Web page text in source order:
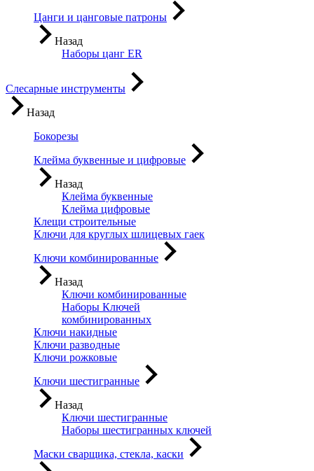
Цанги и цанговые патроны
Назад
Наборы цанг ER
Слесарные инструменты
Назад
Бокорезы
Клейма буквенные и цифровые
Назад
Клейма буквенные
Клейма цифровые
Клещи строительные
Ключи для круглых шлицевых гаек
Ключи комбинированные
Назад
Ключи комбинированные
Наборы Ключей
комбинированных
Ключи накидные
Ключи разводные
Ключи рожковые
Ключи шестигранные
Назад
Ключи шестигранные
Наборы шестигранных ключей
Маски сварщика, стекла, каски